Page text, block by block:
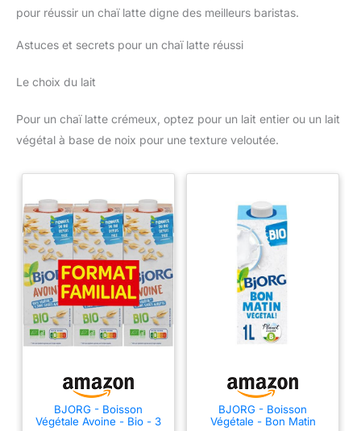
pour réussir un chaï latte digne des meilleurs baristas.
Astuces et secrets pour un chaï latte réussi
Le choix du lait
Pour un chaï latte crémeux, optez pour un lait entier ou un lait
végétal à base de noix pour une texture veloutée.
BJORG - Boisson
Végétale Avoine - Bio - 3
BJORG - Boisson
Végétale - Bon Matin